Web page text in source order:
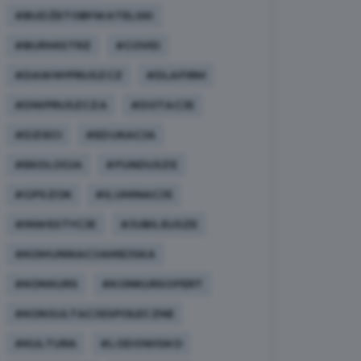
#BUDŻETOBYWATELSKI
#BURMISTRZ #COVID
#DAWNYPRUSZCZ #DLAFIRM
#DNIPRUSZCZA #DOTACJE
#DZIECI #EDUKACJA
#EKOLOGIA #FUNDUSZE
#GPSZOK #ILUMINACJE
#INWESTYCJE #JUBILEUSZE
#KOMUNIKACJAMIEJSKA
#KONKURS #KONKURSOFERT
#KONSULTACJESPOŁECZNE
#KULTURA #LODOWISKO